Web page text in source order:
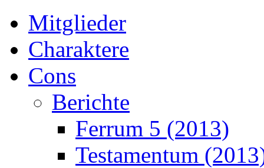
Mitglieder
Charaktere
Cons
Berichte
Ferrum 5 (2013)
Testamentum